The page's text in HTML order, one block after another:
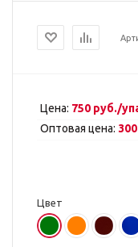
Цена: 750 руб./
Оптовая цена:
Цвет